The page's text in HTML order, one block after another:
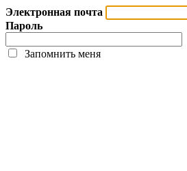
Электронная почта
Пароль
Запомнить меня